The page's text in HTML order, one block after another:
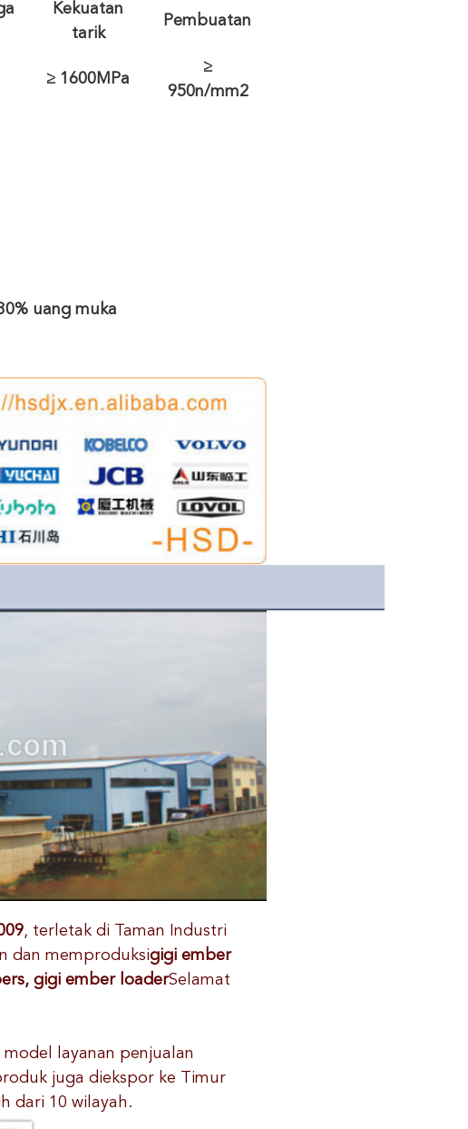
Kekuatan
tarik
Pembuatan
≥ 1600MPa
≥
950n/mm2
uang muka
, terletak di Taman Industri
dan memproduksigigi ember
gigi ember loaderSelamat
layanan penjualan
juga diekspor ke Timur
dari 10 wilayah.